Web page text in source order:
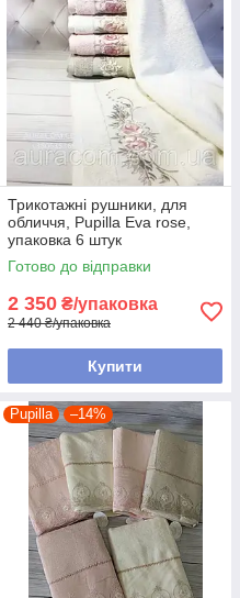
Трикотажні рушники, для
обличчя, Pupilla Eva rose,
упаковка 6 штук
Готово до відправки
2 350 ₴/упаковка
2 440 ₴/упаковка
Купити
Pupilla –14%